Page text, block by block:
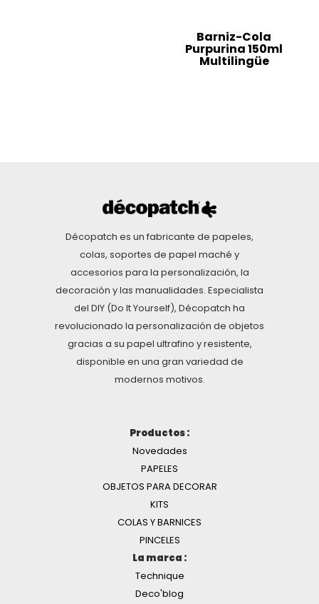
Barniz-Cola
Purpurina 150ml
Multilingüe
Décopatch es un fabricante de papeles,
colas, soportes de papel maché y
accesorios para la personalización, la
decoración y las manualidades. Especialista
del DIY (Do It Yourself), Décopatch ha
revolucionado la personalización de objetos
gracias a su papel ultrafino y resistente,
disponible en una gran variedad de
modernos motivos.
Productos :
Novedades
PAPELES
OBJETOS PARA DECORAR
KITS
COLAS Y BARNICES
PINCELES
La marca :
Technique
Deco'blog